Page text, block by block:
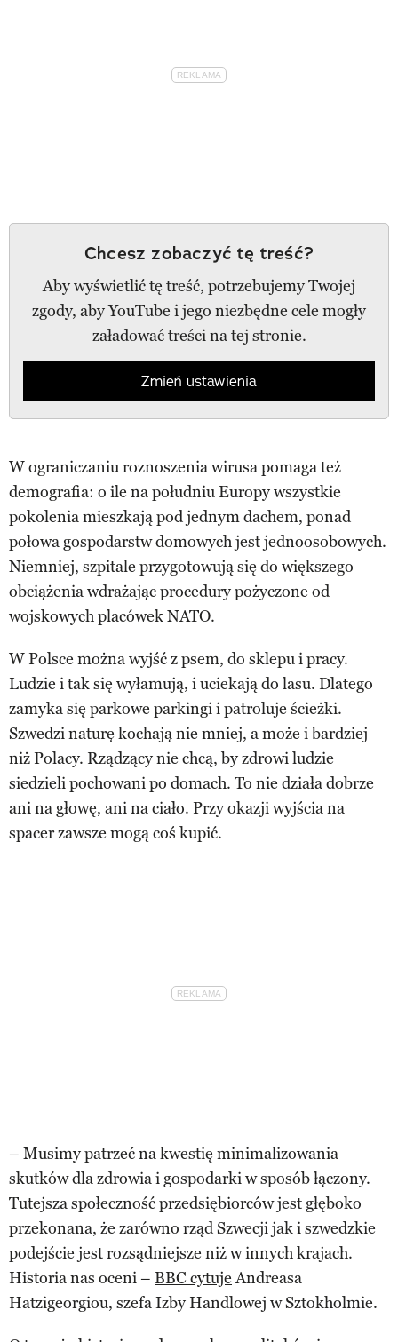
Chcesz zobaczyć tę treść?
Aby wyświetlić tę treść, potrzebujemy Twojej
zgody, aby YouTube i jego niezbędne cele mogły
załadować treści na tej stronie.
Zmień ustawienia
W ograniczaniu roznoszenia wirusa pomaga też
demografia: o ile na południu Europy wszystkie
pokolenia mieszkają pod jednym dachem, ponad
połowa gospodarstw domowych jest jednoosobowych.
Niemniej, szpitale przygotowują się do większego
obciążenia wdrażając procedury pożyczone od
wojskowych placówek NATO.
W Polsce można wyjść z psem, do sklepu i pracy.
Ludzie i tak się wyłamują, i uciekają do lasu. Dlatego
zamyka się parkowe parkingi i patroluje ścieżki.
Szwedzi naturę kochają nie mniej, a może i bardziej
niż Polacy. Rządzący nie chcą, by zdrowi ludzie
siedzieli pochowani po domach. To nie działa dobrze
ani na głowę, ani na ciało. Przy okazji wyjścia na
spacer zawsze mogą coś kupić.
– Musimy patrzeć na kwestię minimalizowania
skutków dla zdrowia i gospodarki w sposób łączony.
Tutejsza społeczność przedsiębiorców jest głęboko
przekonana, że zarówno rząd Szwecji jak i szwedzkie
podejście jest rozsądniejsze niż w innych krajach.
Historia nas oceni – BBC cytujeAndreasa
Hatzigeorgiou, szefa Izby Handlowej w Sztokholmie.